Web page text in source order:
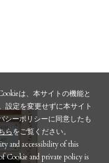
は、本サイトの機能と
設定を変更せずに本サイト
シーポリシーに同意したも
らをご覧ください。
and accessibility of this
Cookie and private policy is